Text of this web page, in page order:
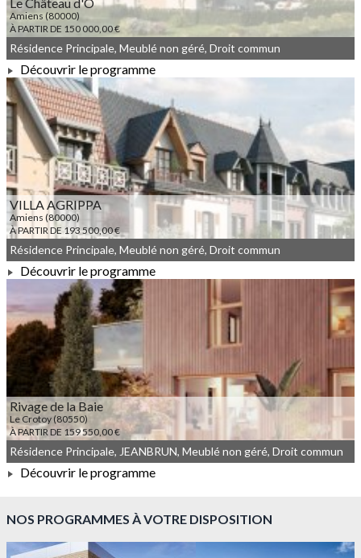
Amiens (80000)
À PARTIR DE 150 000,00 €
À PARTIR DE 150 000,00 €
Résidence Principale, Meublé non géré, Droit commun
Découvrir le programme
VILLA AGRIPPA
Amiens (80000)
À PARTIR DE 193 500,00 €
À PARTIR DE 193 500,00 €
Résidence Principale, Meublé non géré, Droit commun
Découvrir le programme
Rivage de la Baie
Le Crotoy (80550)
À PARTIR DE 159 550,00 €
À PARTIR DE 159 550,00 €
Résidence Principale, JEANBRUN, Meublé non géré, Droit commun
Découvrir le programme
NOS PROGRAMMES À VOTRE DISPOSITION